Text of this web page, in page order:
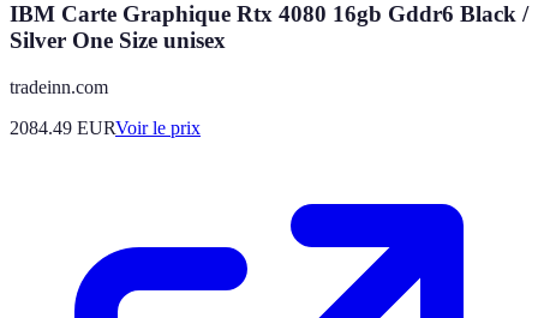
IBM Carte Graphique Rtx 4080 16gb Gddr6 Black /
Silver One Size unisex
tradeinn.com
2084.49 EURVoir le prix